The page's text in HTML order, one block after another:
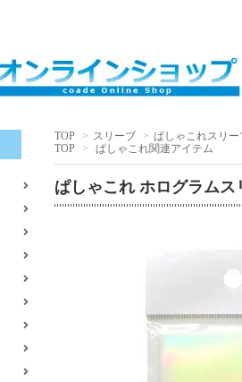
TOP > スリーブ > ぱしゃこれスリー
TOP
> ぱしゃこれ関連アイテム
ぱしゃこれ ホログラムス